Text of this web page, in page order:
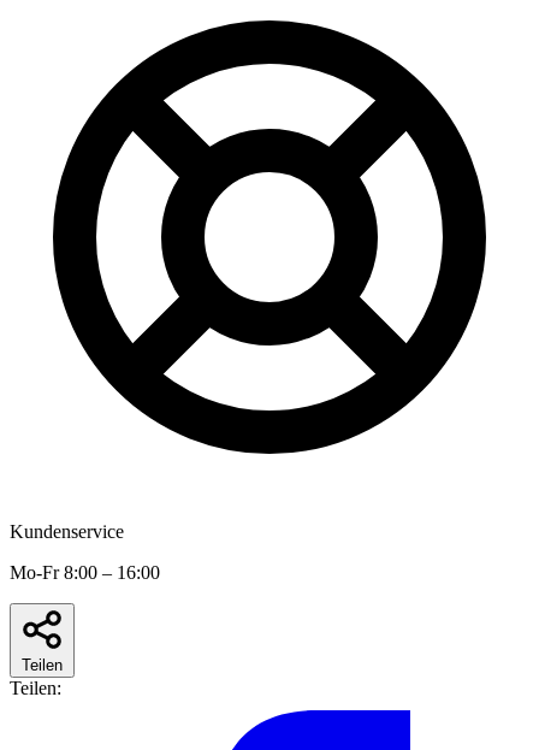
Kundenservice
Mo-Fr 8:00 – 16:00
Teilen
Teilen: